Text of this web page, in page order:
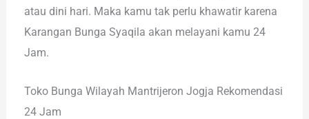
atau dini hari. Maka kamu tak perlu khawatir karena
Karangan Bunga Syaqila akan melayani kamu 24
Jam.
Toko Bunga Wilayah Mantrijeron Jogja Rekomendasi
24 Jam